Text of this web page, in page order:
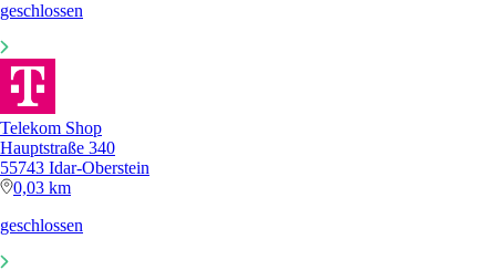
geschlossen
Telekom Shop
Hauptstraße 340
55743 Idar-Oberstein
0,03 km
geschlossen